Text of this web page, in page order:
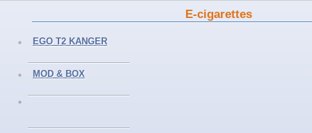
E-cigarettes
EGO T2 KANGER
MOD & BOX
SUBVOD Kanger